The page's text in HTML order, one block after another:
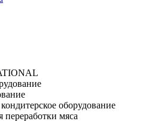
оборудование
переработки мяса